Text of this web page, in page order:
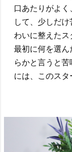
口あたりがよ
して、少しだ
わいに整えたス
最初に何を選ん
らかと言うと
には、このスタ